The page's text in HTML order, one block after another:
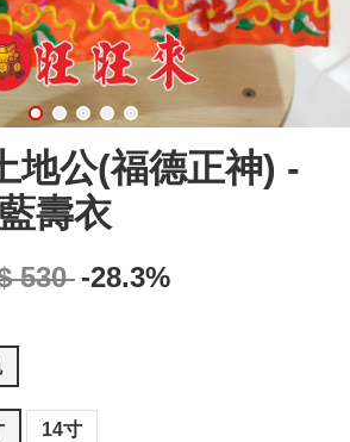
地公(福德正神) -
壽衣
530 -28.3%
14寸